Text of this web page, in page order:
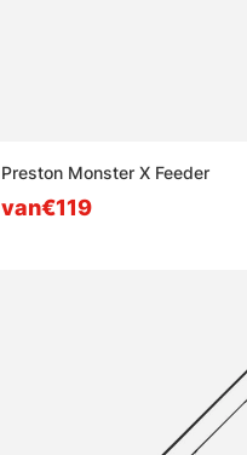
Preston Monster X Feeder
van€119